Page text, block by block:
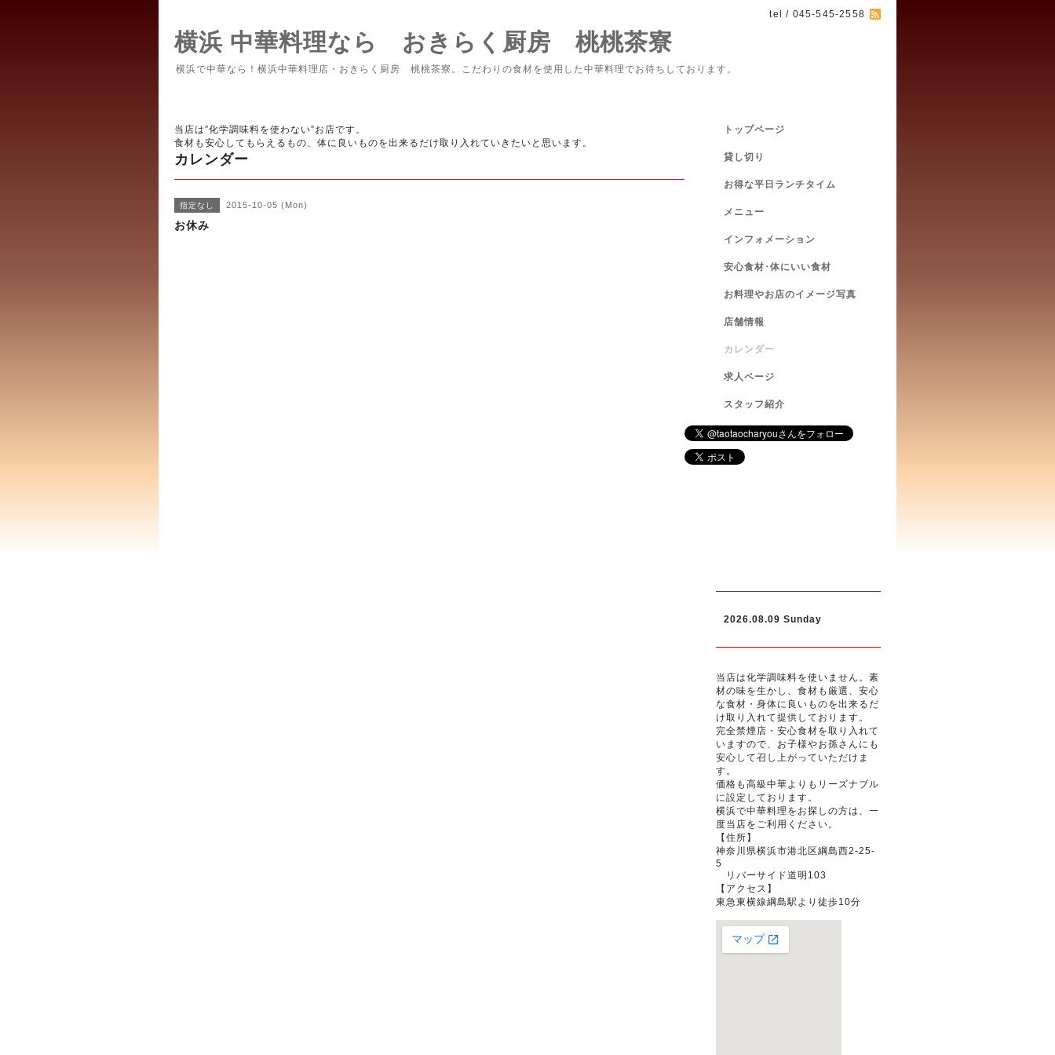
tel / 045-545-2558
横浜 中華料理なら おきらく厨房 桃桃茶寮
横浜で中華なら！横浜中華料理店・おきらく厨房 桃桃茶寮。こだわりの食材を使用した中華料理でお待ちしております。
当店は”化学調味料を使わない”お店です。
食材も安心してもらえるもの、体に良いものを出来るだけ取り入れていきたいと思います。
カレンダー
指定なし 2015-10-05 (Mon)
お休み
トップページ
貸し切り
お得な平日ランチタイム
メニュー
インフォメーション
安心食材･体にいい食材
お料理やお店のイメージ写真
店舗情報
カレンダー
求人ページ
スタッフ紹介
2026.08.09 Sunday
当店は化学調味料を使いません。素
材の味を生かし、食材も厳選、安心
な食材・身体に良いものを出来るだ
け取り入れて提供しております。
完全禁煙店・安心食材を取り入れて
いますので、お子様やお孫さんにも
安心して召し上がっていただけま
す。
価格も高級中華よりもリーズナブル
に設定しております。
横浜で中華料理をお探しの方は、一
度当店をご利用ください。
【住所】
神奈川県横浜市港北区綱島西2-25-
5
リバーサイド道明103
【アクセス】
東急東横線綱島駅より徒歩10分